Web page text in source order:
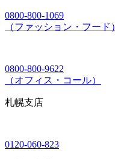
0800-800-1069
（ファッション・フード）
0800-800-9622
（オフィス・コール）
札幌支店
0120-060-823